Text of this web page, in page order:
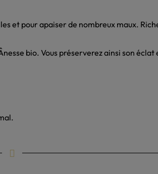
et pour apaiser de nombreux maux.
bio. Vous préserverez ainsi son éclat